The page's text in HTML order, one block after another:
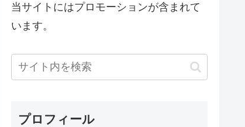
当サイトにはプロモーションが含まれて
います。
プロフィール